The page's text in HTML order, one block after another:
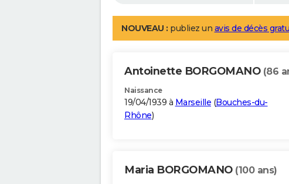
NOUVEAU : publiez un avis de décès
Antoinette BORGOMANO (86
Naissance
19/04/1939 à Marseille (Bouches-du-
Rhône)
Maria BORGOMANO (100 ans)